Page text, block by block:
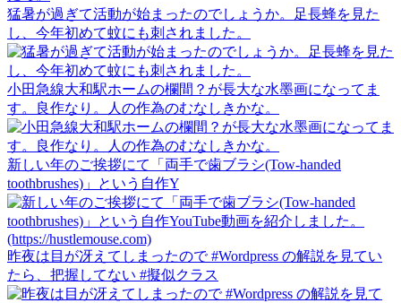
猛暑が過ぎて活動が始まったのでしょうか。足長蜂を見た
し、今年初めて蚊にも刺されました。
小田急線大和駅ホームの欄間？が長大な水墨画になってま
す。良作なり。人の作為のむなしきかな。
新しい年のご挨拶にて「両手で歯ブラシ(Tow-handed
toothbrushes)」という自作Y
昨夜は目が冴えてしまったので #Wordpress の解説を見てい
たら、把握してない #擬似クラス